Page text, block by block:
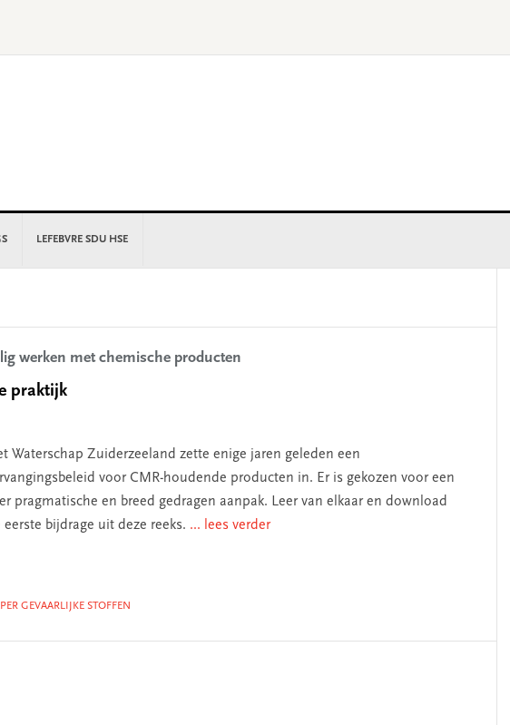
LEFEBVRE SDU HSE
werken met chemische producten
praktijk
Waterschap Zuiderzeeland zette enige jaren geleden een
voor CMR-houdende producten in. Er is gekozen voor een
pragmatische en breed gedragen aanpak. Leer van elkaar en download
eerste bijdrage uit deze reeks. ... lees verder
GEVAARLIJKE STOFFEN